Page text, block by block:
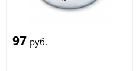
97 руб.